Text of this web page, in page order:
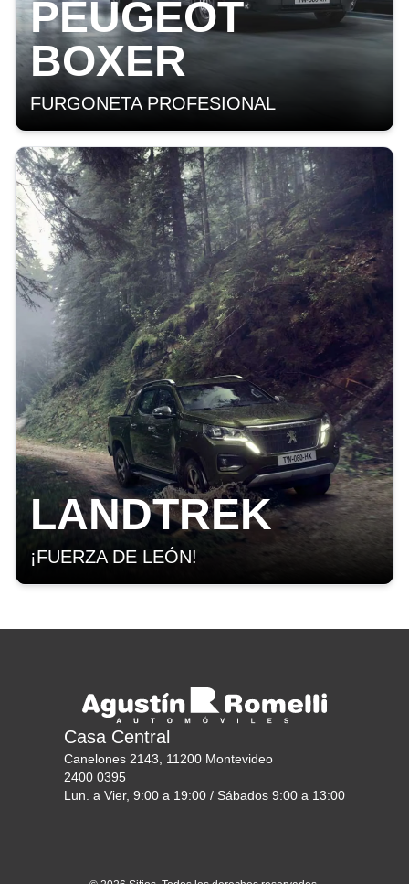
PEUGEOT
BOXER
FURGONETA PROFESIONAL
LANDTREK
¡FUERZA DE LEÓN!
Casa Central
Canelones 2143, 11200 Montevideo
2400 0395
Lun. a Vier, 9:00 a 19:00 / Sábados 9:00 a 13:00